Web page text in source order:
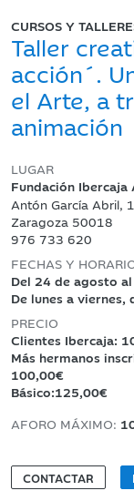
CURSOS Y
Taller
acción´.
el Arte, a
animación
LUGAR
Fundación Ibercaja
Antón García Abril, 1
Zaragoza 50018
976 733 620
FECHAS Y
Del 24 de agosto
De lunes a viernes,
PRECIO
Clientes Ibercaja:
Más hermanos
100,00€
Básico:125,00€
AFORO MÁXIMO:
CONTACTAR